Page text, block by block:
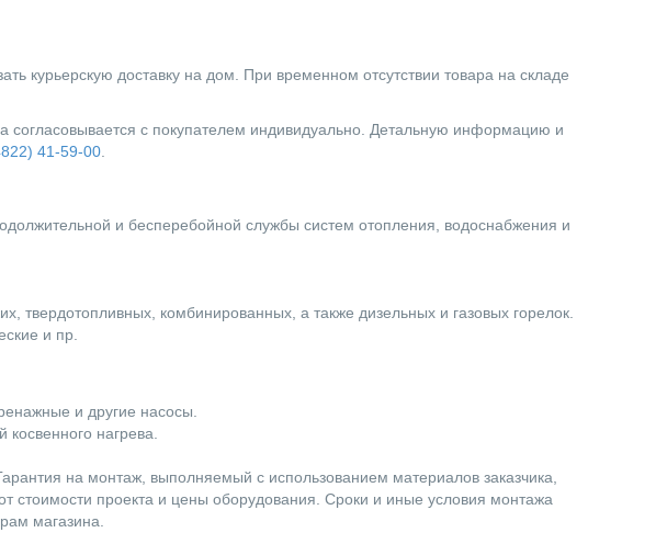
курьерскую доставку на дом. При временном отсутствии товара на складе
согласовывается с покупателем индивидуально. Детальную информацию и
41-59-00
и бесперебойной службы систем отопления, водоснабжения и
твердотопливных, комбинированных, а также дизельных и газовых горелок.
и пр.
и другие насосы.
нагрева.
на монтаж, выполняемый с использованием материалов заказчика,
стоимости проекта и цены оборудования. Сроки и иные условия монтажа
магазина.